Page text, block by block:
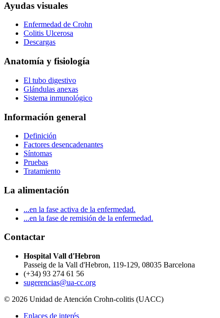
Ayudas visuales
Enfermedad de Crohn
Colitis Ulcerosa
Descargas
Anatomía y fisiología
El tubo digestivo
Glándulas anexas
Sistema inmunológico
Información general
Definición
Factores desencadenantes
Síntomas
Pruebas
Tratamiento
La alimentación
...en la fase activa de la enfermedad.
...en la fase de remisión de la enfermedad.
Contactar
Hospital Vall d'Hebron
Passeig de la Vall d'Hebron, 119-129, 08035 Barcelona
(+34) 93 274 61 56
sugerencias@ua-cc.org
© 2026 Unidad de Atención Crohn-colitis (UACC)
Enlaces de interés